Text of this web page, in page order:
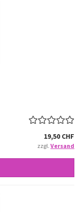
19,50 CHF
zzgl. Versand